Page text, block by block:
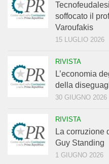
soffocato il
Varoufakis
15 LUGLIO 2026
RIVISTA
L’economia
della
30 GIUGNO 2026
RIVISTA
La corruzione
Guy Standing
1 GIUGNO 2026